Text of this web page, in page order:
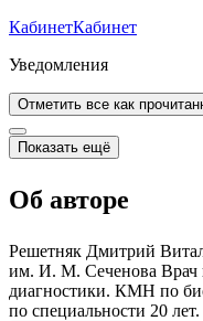
КабинетКабинет
Уведомления
Отметить все как
Показать ещё
Об авторе
Решетняк Дмитрий
им. И. М. Сеченова Врач
диагностики. КМН по
по специальности 20